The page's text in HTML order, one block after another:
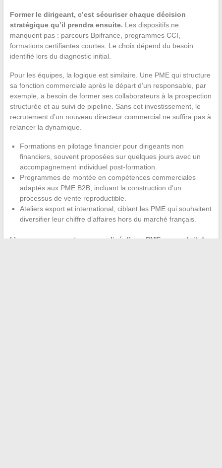
Former le dirigeant, c’est sécuriser chaque décision
stratégique qu’il prendra ensuite. Les dispositifs ne
manquent pas : parcours Bpifrance, programmes CCI,
formations certifiantes courtes. Le choix dépend du besoin
identifié lors du diagnostic initial.
Pour les équipes, la logique est similaire. Une PME qui structure
sa fonction commerciale après le départ d’un responsable, par
exemple, a besoin de former ses collaborateurs à la prospection
structurée et au suivi de pipeline. Sans cet investissement, le
recrutement d’un nouveau directeur commercial ne suffira pas à
relancer la dynamique.
Formations en pilotage financier pour dirigeants non
financiers, souvent proposées sur quelques jours avec un
accompagnement individuel post-formation.
Programmes de montée en compétences commerciales
adaptés aux PME B2B, incluant la construction d’un
processus de vente reproductible.
Ateliers export et international, ciblant les PME qui souhaitent
diversifier leur chiffre d’affaires hors du marché français.
L’accompagnement personnalisé d’une PME ne produit des